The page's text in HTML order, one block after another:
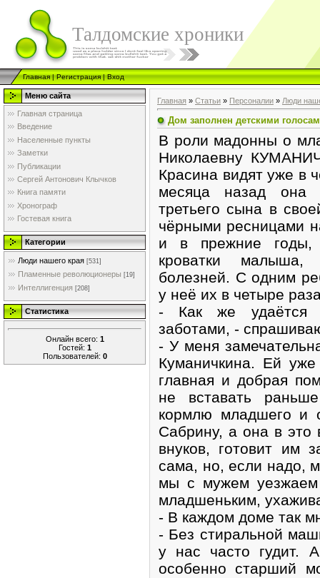
Талдомские хроники
Главная|Регистрация|Вход
Меню сайта
Главная страница
Введение
Населенные пункты
Заметки
Публикации
Сергей Антонович Клычков
Книга памяти
Хронограф
Гостевая книга
Категории
Люди нашего края [531]
Пламенные революционеры [19]
Интеллигенция [208]
Статистика
Онлайн всего: 1
Гостей: 1
Пользователей: 0
Главная » Статьи » Персоналии » Люди
Дом заполнен детскими
В роли мадонны о
Николаевну
Красина видят уже в
месяца назад она
третьего сына в
чёрными ресницами
и в прежние годы,
кроватки малыша,
болезней. С одним
у неё их в четыре
- Как же удаётся
заботами, -
- У меня
Куманичкина. Ей
главная и добрая
не вставать
кормлю младшего и
Сабрину, а она в это
внуков, готовит им
сама, но, если надо,
мы с мужем
младшеньким,
- В каждом доме так
- Без стиральной
у нас часто гудит.
особенно старший